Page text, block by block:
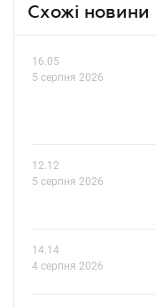
Схожі новини
16.05
5 серпня 2026
12.12
5 серпня 2026
14.14
4 серпня 2026